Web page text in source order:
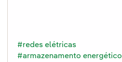
#redes elétricas
#armazenamento energético